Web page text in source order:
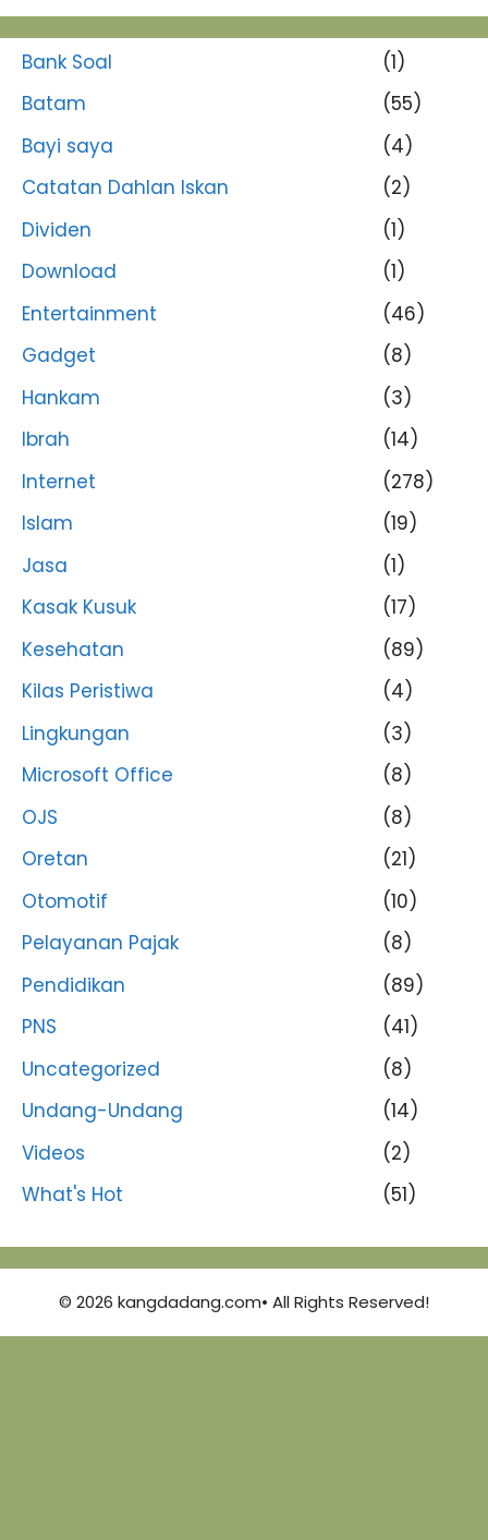
Bank Soal
(1)
Batam
(55)
Bayi saya
(4)
Catatan Dahlan Iskan
(2)
Dividen
(1)
Download
(1)
Entertainment
(46)
Gadget
(8)
Hankam
(3)
Ibrah
(14)
Internet
(278)
Islam
(19)
Jasa
(1)
Kasak Kusuk
(17)
Kesehatan
(89)
Kilas Peristiwa
(4)
Lingkungan
(3)
Microsoft Office
(8)
OJS
(8)
Oretan
(21)
Otomotif
(10)
Pelayanan Pajak
(8)
Pendidikan
(89)
PNS
(41)
Uncategorized
(8)
Undang-Undang
(14)
Videos
(2)
What's Hot
(51)
© 2026 kangdadang.com• All Rights Reserved!